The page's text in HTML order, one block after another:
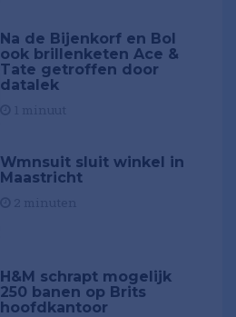
Na de Bijenkorf en Bol
ook brillenketen Ace &
Tate getroffen door
datalek
Wmnsuit sluit winkel in
Maastricht
H&M schrapt mogelijk
250 banen op Brits
hoofdkantoor